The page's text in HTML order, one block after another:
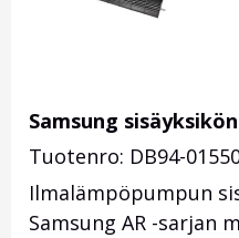
Samsung
Tuotenro: DB94-
Ilmalämpöpumpun
Samsung AR -sarjan